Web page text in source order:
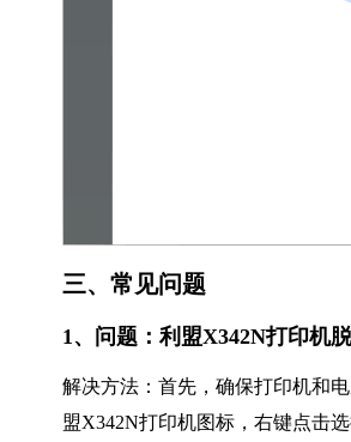
三、常见问题
1、问题：利盟X342N打印机
解决方法：首先，确保打印机和
盟X342N打印机图标，右键点击